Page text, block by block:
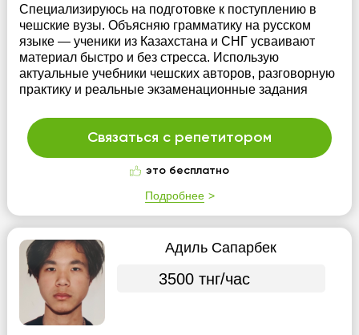
Специализируюсь на подготовке к поступлению в
чешские вузы. Объясняю грамматику на русском
языке — ученики из Казахстана и СНГ усваивают
материал быстро и без стресса. Использую
актуальные учебники чешских авторов, разговорную
практику и реальные экзаменационные задания
Связаться с репетитором
это бесплатно
Подробнее
Адиль Сапарбек
3500 тнг/час